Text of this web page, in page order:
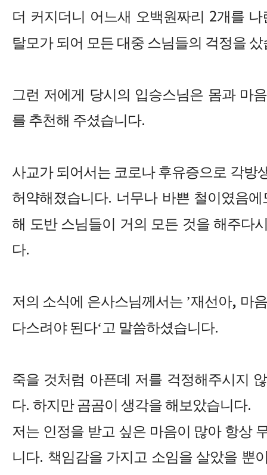
더 커지더니 어느새 오백원짜리 2개를
탈모가 되어 모든 대중 스님들의 걱정을
그런 저에게 당시의 입승스님은 몸과 마
를 추천해 주셨습니다.
사교가 되어서는 코로나 후유증으로 각방
허약해졌습니다. 너무나 바쁜 철이였음
해 도반 스님들이 거의 모든 것을 해주다
다.
저의 소식에 은사스님께서는 ’재선아, 마
다스려야 된다‘고 말씀하셨습니다.
죽을 것처럼 아픈데 저를 걱정해주시지
다. 하지만 곰곰이 생각을 해보았습니다.
저는 인정을 받고 싶은 마음이 많아 항상
니다. 책임감을 가지고 소임을 살았을 뿐